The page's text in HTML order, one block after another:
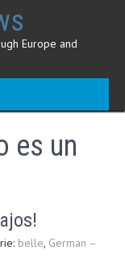
Europe and
es un
belle, German –